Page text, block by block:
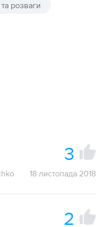
розваги
3
18 листопада 2018
2